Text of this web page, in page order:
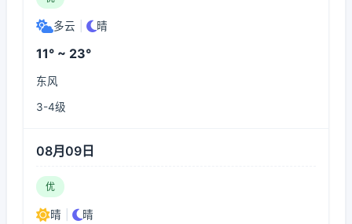
多云 晴
11° ~ 23°
东风
3-4级
08月09日
优
晴 晴